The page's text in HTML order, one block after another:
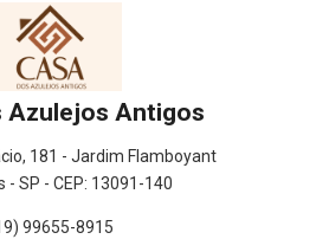
Azulejos Antigos
181 - Jardim Flamboyant
- SP - CEP: 13091-140
99655-8915